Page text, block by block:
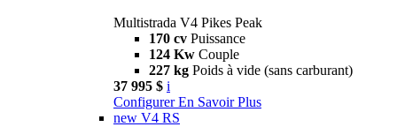
Multistrada V4 Pikes Peak
170 cv Puissance
124 Kw Couple
227 kg Poids à vide (sans carburant)
37 995 $ i
Configurer En Savoir Plus
new V4 RS